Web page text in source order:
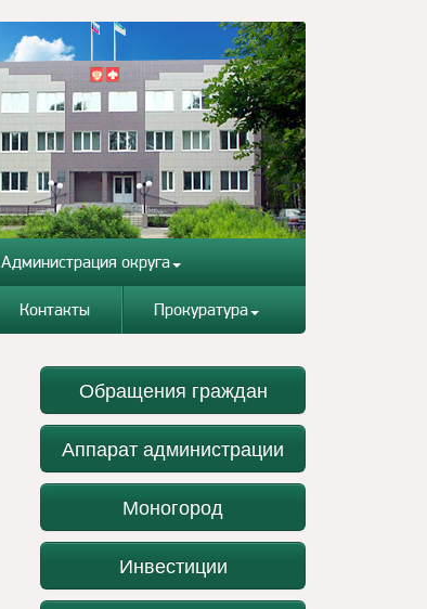
Администрация округа
Контакты Прокуратура
Обращения граждан
Аппарат администрации
Моногород
Инвестиции